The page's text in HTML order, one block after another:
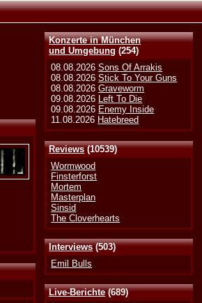
Konzerte in München
und Umgebung (254)
08.08.2026Sons Of Arrakis
08.08.2026Stick To Your Guns
08.08.2026Graveworm
09.08.2026 Left To Die
09.08.2026 Enemy Inside
11.08.2026 Hatebreed
Reviews(10539)
Wormwood
Finsterforst
Mortem
Masterplan
Sinsid
The Cloverhearts
Interviews(503)
Emil Bulls
Live-Berichte(689)